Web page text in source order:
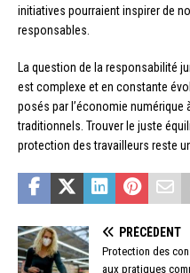
initiatives pourraient inspirer de
responsables.
La question de la responsabilité
est complexe et en constante
posés par l’économie
traditionnels. Trouver le juste
protection des travailleurs reste
PRÉCÉDENT
Protection des
aux pratiques